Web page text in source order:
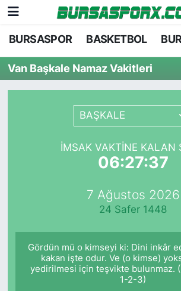
BURSASPOR BASKETBOL
Van Başkale Namaz Vakitleri
BAŞKALE
İMSAK VAKTINE KALAN
06:27:37
7 Ağustos 2026
24 Safer 1448
Gördün mü o kimseyi ki: Dini inkâr
kakan işte odur. Ve (o kimse)
yedirilmesi için teşvikte bulunmaz.
1-2-3)
Bursaspor
Futbol
Basketbol
Bursa Nöbetçi Eczaneler
Bursa Hava Durumu
Bursa Namaz Vakitleri
TFF 2.Lig Kırmızı Grup
Tüm Manşetler
Haber Arşivi